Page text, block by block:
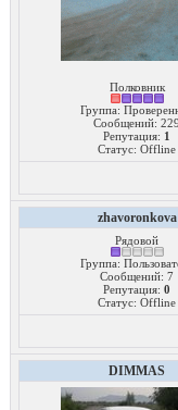
Полковник
Группа:
Сообщений: 229
Репутация: 1
Статус: Offline
zhavoronkova
Рядовой
Группа:
Сообщений: 7
Репутация: 0
Статус: Offline
DIMMAS